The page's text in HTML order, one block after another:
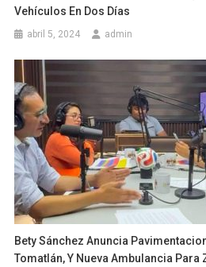
Vehículos En Dos Días
abril 5, 2024 admin
Bety Sánchez Anuncia
Tomatlán, Y Nueva Ambulancia Para